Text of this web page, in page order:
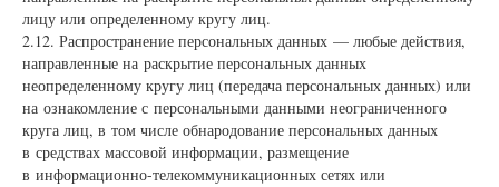
лицу или определенному кругу лиц.
2.12. Распространение персональных данных — любые действия,
направленные на раскрытие персональных данных
неопределенному кругу лиц (передача персональных данных) или
на ознакомление с персональными данными неограниченного
круга лиц, в том числе обнародование персональных данных
в средствах массовой информации, размещение
в информационно-телекоммуникационных сетях или